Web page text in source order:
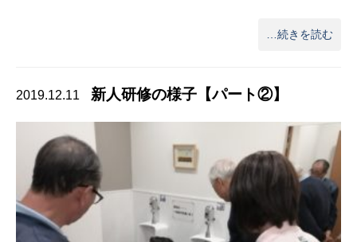
…続きを読む
2019.12.11 新人研修の様子【パート②】